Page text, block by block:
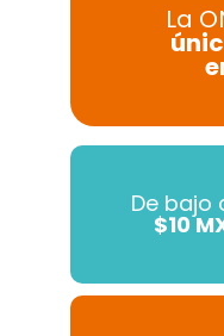
La
De bajo
$10